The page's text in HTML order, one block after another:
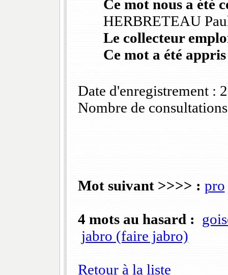
Ce mot nous a été
HERBRETEAU
Le collecteur
Ce mot a été
Date d'enregistrement :
Nombre de
Mot suivant >>>> : pro
4 mots au hasard :
jabro (faire jabro)
Retour à la liste